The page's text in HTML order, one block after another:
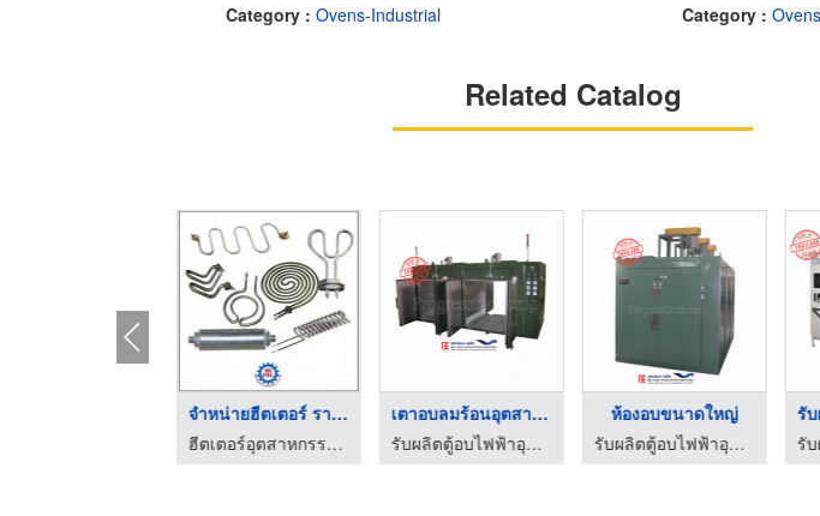
Category : Ovens-Industrial
Category :
Related Catalog
จำหน่ายฮีตเตอร์ ราคา ...
ฮีตเตอร์อุตสาหกรรม-มีเจริญ เอ็นจิเนียริ่ง
เตาอบลมร้อนอุตสาหกรร ...
รับผลิตตู้อบไฟฟ้าอุตสาหกรรม - โปรเกรสอีเล็คโทรนิค
ห้องอบขนาดใหญ่
รับผลิตตู้อบไฟฟ้าอุตสาหกรรม - โปรเกรสอีเล็คโทรนิค